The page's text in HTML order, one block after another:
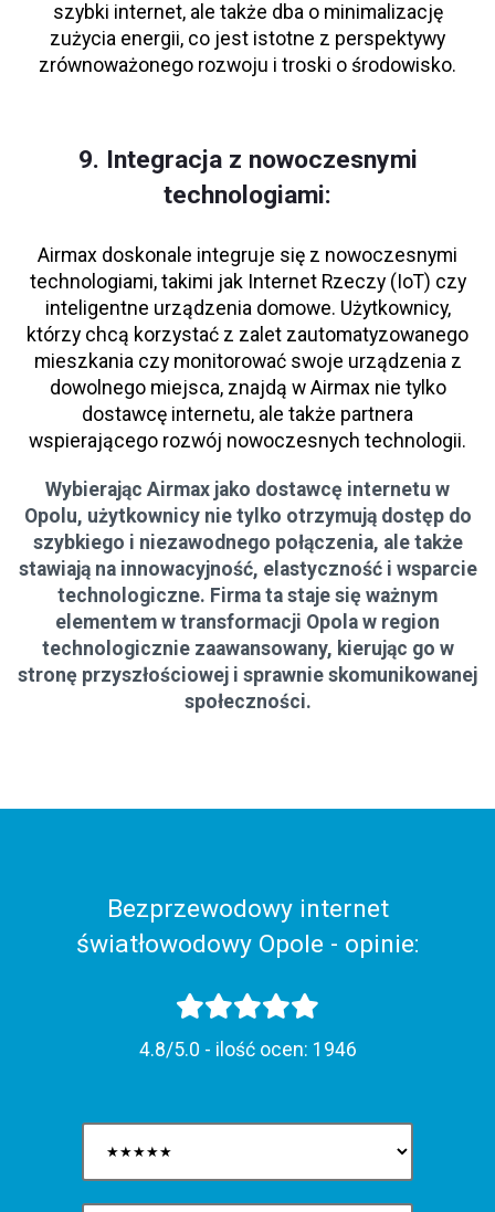
szybki internet, ale także dba o minimalizację
zużycia energii, co jest istotne z perspektywy
zrównoważonego rozwoju i troski o środowisko.
9. Integracja z nowoczesnymi
technologiami:
Airmax doskonale integruje się z nowoczesnymi
technologiami, takimi jak Internet Rzeczy (IoT) czy
inteligentne urządzenia domowe. Użytkownicy,
którzy chcą korzystać z zalet zautomatyzowanego
mieszkania czy monitorować swoje urządzenia z
dowolnego miejsca, znajdą w Airmax nie tylko
dostawcę internetu, ale także partnera
wspierającego rozwój nowoczesnych technologii.
Wybierając Airmax jako dostawcę internetu w
Opolu, użytkownicy nie tylko otrzymują dostęp do
szybkiego i niezawodnego połączenia, ale także
stawiają na innowacyjność, elastyczność i wsparcie
technologiczne. Firma ta staje się ważnym
elementem w transformacji Opola w region
technologicznie zaawansowany, kierując go w
stronę przyszłościowej i sprawnie skomunikowanej
społeczności.
Bezprzewodowy internet
światłowodowy Opole - opinie:
4.8/5.0 - ilość ocen: 1946